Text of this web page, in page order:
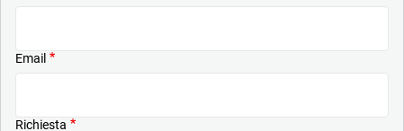
Email
Richiesta